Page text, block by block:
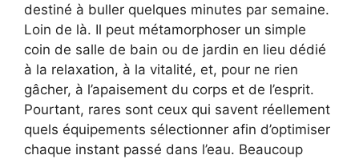
destiné à buller quelques minutes par semaine.
Loin de là. Il peut métamorphoser un simple
coin de salle de bain ou de jardin en lieu dédié
à la relaxation, à la vitalité, et, pour ne rien
gâcher, à l’apaisement du corps et de l’esprit.
Pourtant, rares sont ceux qui savent réellement
quels équipements sélectionner afin d’optimiser
chaque instant passé dans l’eau. Beaucoup